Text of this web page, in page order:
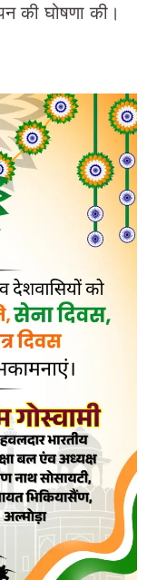
की घोषणा की।